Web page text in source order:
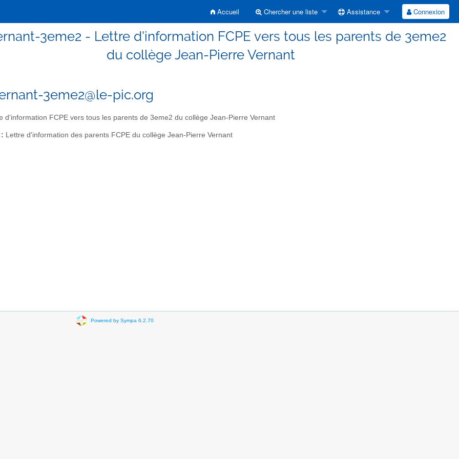
Accueil Chercher une liste Assistance Connexion
3eme2 - Lettre d'information FCPE vers tous les parents de 3eme2
du collège Jean-Pierre Vernant
3eme2@le-pic.org
d'information FCPE vers tous les parents de 3eme2 du collège Jean-Pierre Vernant
Lettre d'information des parents FCPE du collège Jean-Pierre Vernant
Powered by Sympa 6.2.70